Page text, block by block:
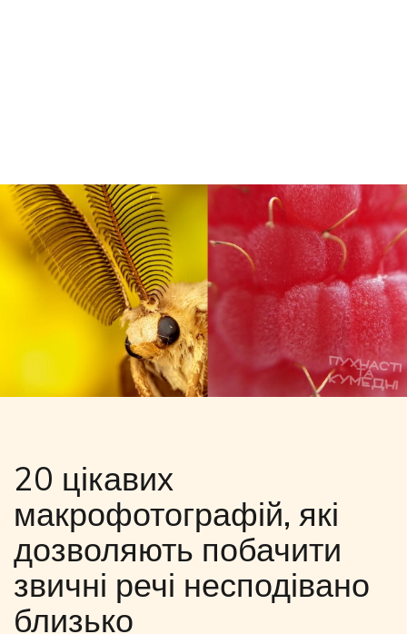
20 цікавих
макрофотографій, які
дозволяють побачити
звичні речі несподівано
близько